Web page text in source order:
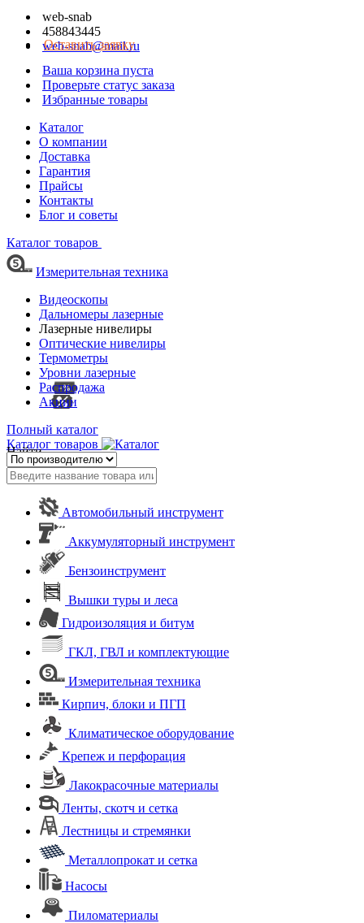
web-snab
458843445
web-snab@mail.ru
Оставить заявку
Ваша корзина пуста
Проверьте статус заказа
Избранные товары
Каталог
О компании
Доставка
Гарантия
Прайсы
Контакты
Блог и советы
Каталог товаров
Измерительная техника
Видеоскопы
Дальномеры лазерные
Лазерные нивелиры
Оптические нивелиры
Термометры
Уровни лазерные
Распродажа
Акции
Полный каталог
Каталог товаров
Найти
Автомобильный инструмент
Аккумуляторный инструмент
Бензоинструмент
Вышки туры и леса
Гидроизоляция и битум
ГКЛ, ГВЛ и комплектующие
Измерительная техника
Кирпич, блоки и ПГП
Климатическое оборудование
Крепеж и перфорация
Лакокрасочные материалы
Ленты, скотч и сетка
Лестницы и стремянки
Металлопрокат и сетка
Насосы
Пиломатериалы